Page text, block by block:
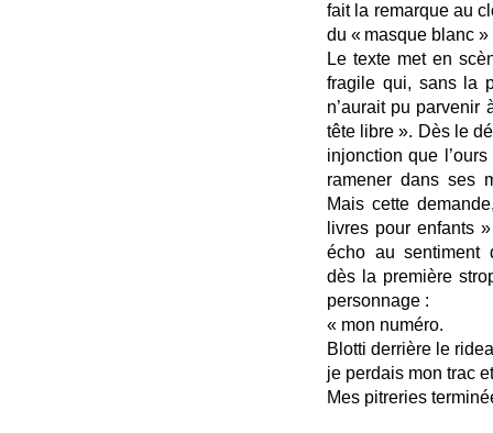
fait la remarque au
du « masque blanc
Le texte met en
fragile qui, sans la
n’aurait pu
tête libre ». Dès le
injonction que
ramener dans ses
Mais cette
livres pour enfants
écho au sentiment
dès la première
personnage :
« mon numéro.
Blotti derrière le
je perdais mon trac
Mes pitreries